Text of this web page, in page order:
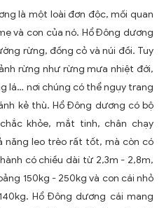
là một loài đơn độc, mối quan
và con của nó. Hổ Đông dương
rừng, đồng cỏ và núi đồi. Tuy
rừng như rừng mưa nhiệt đới,
lá… nơi chúng có thể ngụy trang
kẻ thù. Hổ Đông dương có bộ
khỏe, mắt tinh, chân chạy
năng leo trèo rất tốt, mà còn có
có chiều dài từ 2,3m - 2,8m,
150kg - 250kg và con cái nhỏ
Hổ Đông dương cái mang